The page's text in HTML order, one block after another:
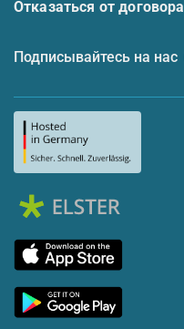
Отказаться от договора
Подписывайтесь на нас